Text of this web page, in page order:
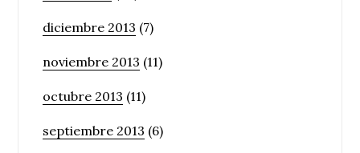
diciembre 2013 (7)
noviembre 2013 (11)
octubre 2013 (11)
septiembre 2013 (6)